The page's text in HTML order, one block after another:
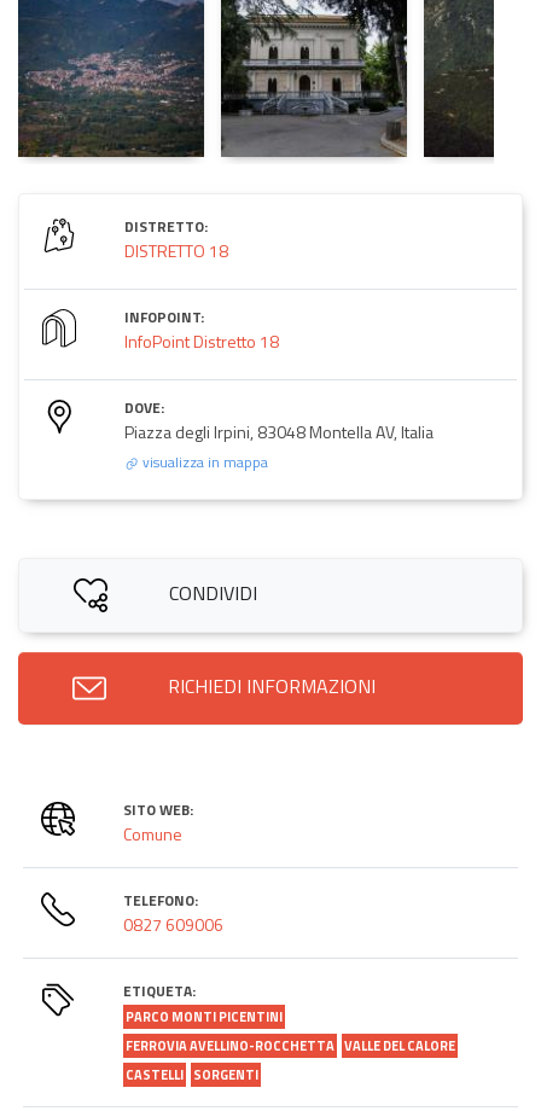
DISTRETTO:
DISTRETTO 18
INFOPOINT:
InfoPoint Distretto 18
DOVE:
Piazza degli Irpini, 83048 Montella AV, Italia
visualizza in mappa
CONDIVIDI
RICHIEDI INFORMAZIONI
SITO WEB:
Comune
TELEFONO:
0827 609006
ETIQUETA:
PARCO MONTI PICENTINI
FERROVIA AVELLINO-ROCCHETTA VALLE DEL CALORE
CASTELLI SORGENTI